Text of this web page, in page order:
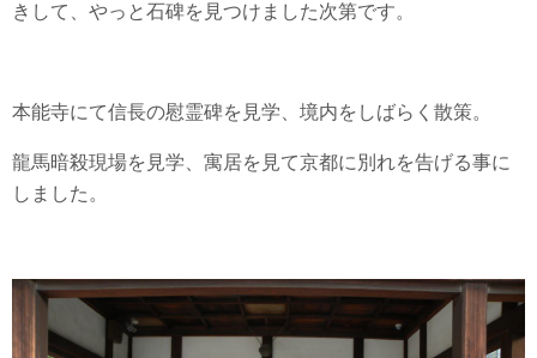
きして、やっと石碑を見つけました次第です。
本能寺にて信長の慰霊碑を見学、境内をしばらく散策。
龍馬暗殺現場を見学、寓居を見て京都に別れを告げる事に
しました。